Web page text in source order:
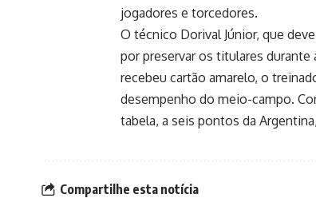
jogadores e torcedores.
O técnico Dorival Júnior, que
por preservar os titulares durante
recebeu cartão amarelo, o
desempenho do meio-campo.
tabela, a seis pontos da
Compartilhe esta notícia